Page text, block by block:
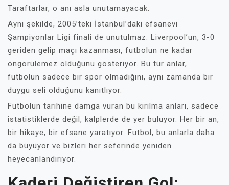
Taraftarlar, o anı asla unutamayacak.
Aynı şekilde, 2005’teki İstanbul’daki efsanevi
Şampiyonlar Ligi finali de unutulmaz. Liverpool’un, 3-0
geriden gelip maçı kazanması, futbolun ne kadar
öngörülemez olduğunu gösteriyor. Bu tür anlar,
futbolun sadece bir spor olmadığını, aynı zamanda bir
duygu seli olduğunu kanıtlıyor.
Futbolun tarihine damga vuran bu kırılma anları, sadece
istatistiklerde değil, kalplerde de yer buluyor. Her bir an,
bir hikaye, bir efsane yaratıyor. Futbol, bu anlarla daha
da büyüyor ve bizleri her seferinde yeniden
heyecanlandırıyor.